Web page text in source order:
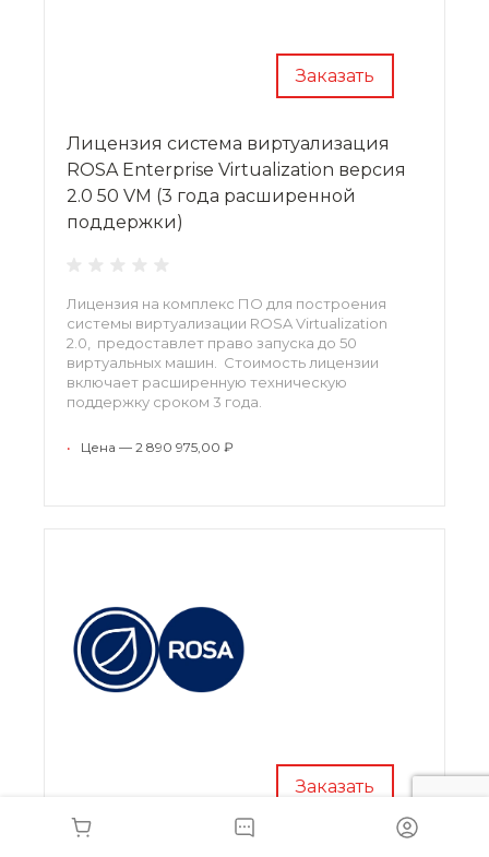
Заказать
Лицензия система виртуализация
ROSA Enterprise Virtualization версия
2.0 50 VM (3 года расширенной
поддержки)
Лицензия на комплекс ПО для построения
системы виртуализации ROSA Virtualization
2.0, предоставлет право запуска до 50
виртуальных машин. Стоимость лицензии
включает расширенную техническую
поддержку сроком 3 года.
• Цена — 2 890 975,00 ₽
Заказать